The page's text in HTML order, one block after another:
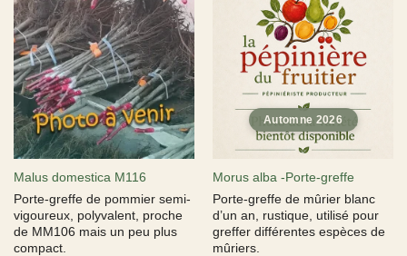
Malus domestica M116
Porte-greffe de pommier semi-
vigoureux, polyvalent, proche
de MM106 mais un peu plus
compact.
Morus alba -Porte-greffe
Porte-greffe de mûrier blanc
d’un an, rustique, utilisé pour
greffer différentes espèces de
mûriers.